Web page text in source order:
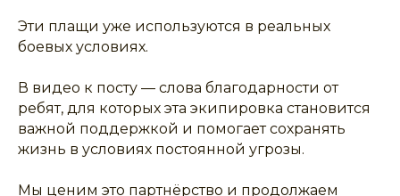
Эти плащи уже используются в реальных
боевых условиях.
В видео к посту — слова благодарности от
ребят, для которых эта экипировка становится
важной поддержкой и помогает сохранять
жизнь в условиях постоянной угрозы.
Мы ценим это партнёрство и продолжаем